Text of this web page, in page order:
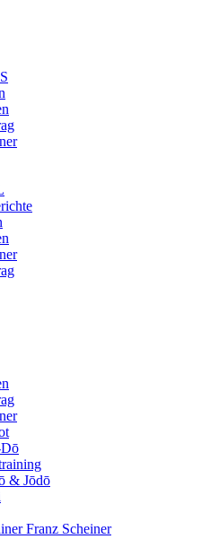
& Jōdō
Franz Scheiner